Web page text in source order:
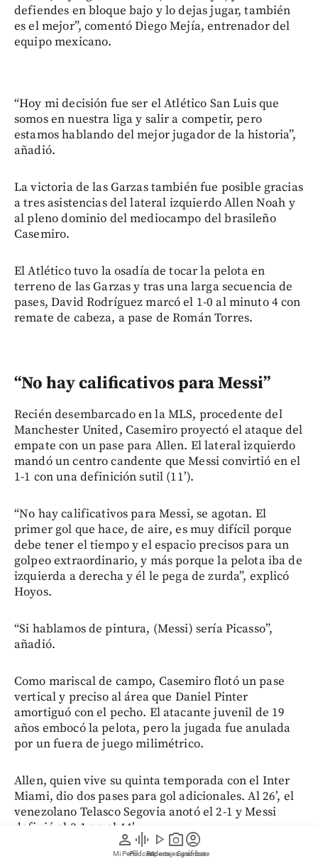
person
Mi Perfil
graphic_eq
Pódcast
play_arrow
Videos
photo_camera
Reportajes gráficos
account_circle
Suscríbete
defiendes en bloque bajo y lo dejas jugar, también
es el mejor”, comentó Diego Mejía, entrenador del
equipo mexicano.
“Hoy mi decisión fue ser el Atlético San Luis que
somos en nuestra liga y salir a competir, pero
estamos hablando del mejor jugador de la historia”,
añadió.
La victoria de las Garzas también fue posible gracias
a tres asistencias del lateral izquierdo Allen Noah y
al pleno dominio del mediocampo del brasileño
Casemiro.
El Atlético tuvo la osadía de tocar la pelota en
terreno de las Garzas y tras una larga secuencia de
pases, David Rodríguez marcó el 1-0 al minuto 4 con
remate de cabeza, a pase de Román Torres.
“No hay calificativos para Messi”
Recién desembarcado en la MLS, procedente del
Manchester United, Casemiro proyectó el ataque del
empate con un pase para Allen. El lateral izquierdo
mandó un centro candente que Messi convirtió en el
1-1 con una definición sutil (11’).
“No hay calificativos para Messi, se agotan. El
primer gol que hace, de aire, es muy difícil porque
debe tener el tiempo y el espacio precisos para un
golpeo extraordinario, y más porque la pelota iba de
izquierda a derecha y él le pega de zurda”, explicó
Hoyos.
“Si hablamos de pintura, (Messi) sería Picasso”,
añadió.
Como mariscal de campo, Casemiro flotó un pase
vertical y preciso al área que Daniel Pinter
amortiguó con el pecho. El atacante juvenil de 19
años embocó la pelota, pero la jugada fue anulada
por un fuera de juego milimétrico.
Allen, quien vive su quinta temporada con el Inter
Miami, dio dos pases para gol adicionales. Al 26’, el
venezolano Telasco Segovia anotó el 2-1 y Messi
definió el 3-1 en el 44’.